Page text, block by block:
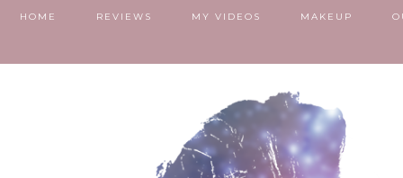
HOME REVIEWS MY VIDEOS MAKEUP